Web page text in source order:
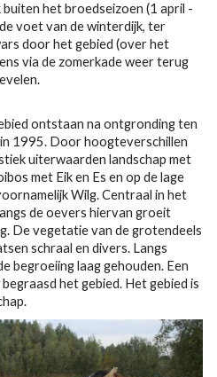
het broedseizoen (1 april -
voet van de winterdijk, ter
door het gebied (over het
via de zomerkade weer terug
ontstaan na ontgronding ten
1995. Door hoogteverschillen
uiterwaarden landschap met
met Eik en Es en op de lage
Wilg. Centraal in het
de oevers hiervan groeit
De vegetatie van de grotendeels
schraal en divers. Langs
begroeiing laag gehouden. Een
het gebied. Het gebied is